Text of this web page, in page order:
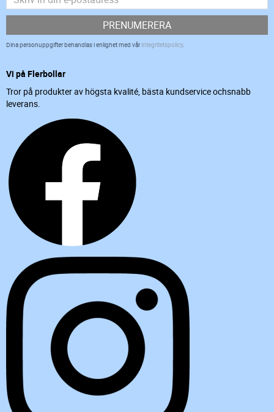
PRENUMERERA
Dina personuppgifter behandlas i enlighet med vårintegritetspolicy.
Vi på Flerbollar
Tror på produkter av högsta kvalité, bästa kundservice ochsnabb
leverans.